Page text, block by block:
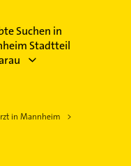
Suchen in
Stadtteil
in Mannheim